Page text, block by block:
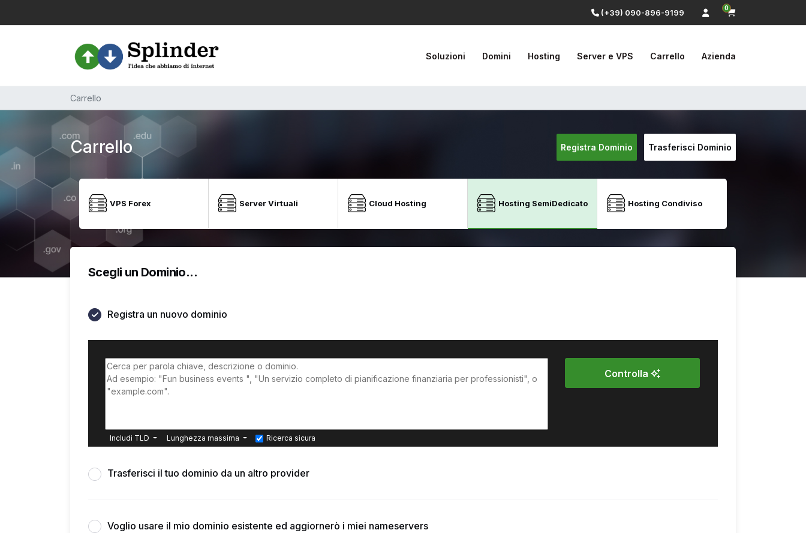
(+39) 090-896-9199 0
Soluzioni Domini Hosting Server e VPS Carrello Azienda
Carrello
Carrello Registra Dominio Trasferisci Dominio
VPS Forex Server Virtuali Cloud Hosting Hosting SemiDedicato Hosting Condiviso
Scegli un Dominio...
Registra un nuovo dominio
Controlla
Includi TLD Lunghezza massima Ricerca sicura
Trasferisci il tuo dominio da un altro provider
Voglio usare il mio dominio esistente ed aggiornerò i miei nameservers